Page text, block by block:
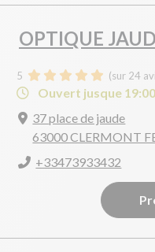
OPTIQUE
5 (sur 24
Ouvert jusque 19:00
37 place de jaude
63000 CLERMONT
+33473933432